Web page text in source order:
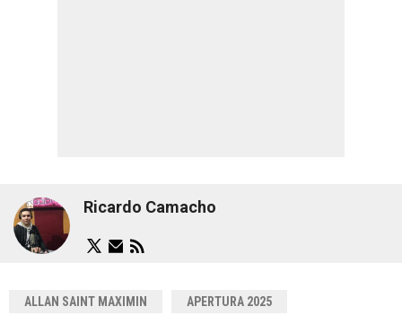
Ricardo Camacho
ALLAN SAINT MAXIMIN APERTURA 2025